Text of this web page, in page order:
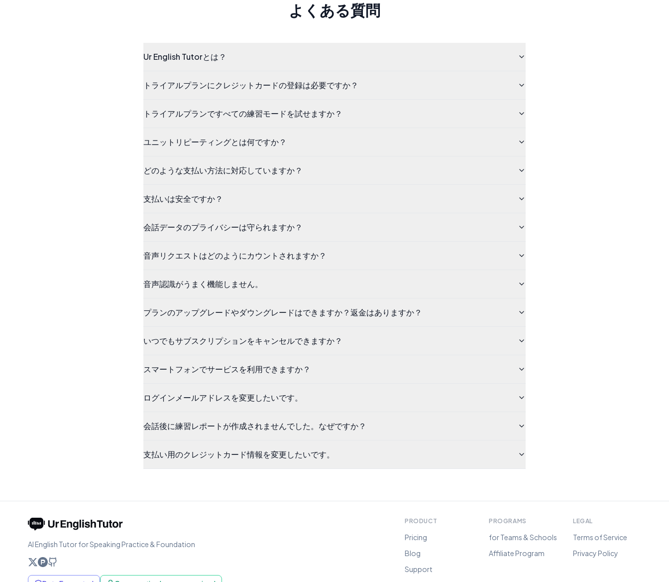
よくある質問
Ur English Tutorとは？
トライアルプランにクレジットカードの登録は必要ですか？
トライアルプランですべての練習モードを試せますか？
ユニットリピーティングとは何ですか？
どのような支払い方法に対応していますか？
支払いは安全ですか？
会話データのプライバシーは守られますか？
音声リクエストはどのようにカウントされますか？
音声認識がうまく機能しません。
プランのアップグレードやダウングレードはできますか？返金はありますか？
いつでもサブスクリプションをキャンセルできますか？
スマートフォンでサービスを利用できますか？
ログインメールアドレスを変更したいです。
会話後に練習レポートが作成されませんでした。なぜですか？
支払い用のクレジットカード情報を変更したいです。
AI English Tutor for Speaking Practice & Foundation
PRODUCT
Pricing
Blog
Support
PROGRAMS
for Teams & Schools
Affiliate Program
LEGAL
Terms of Service
Privacy Policy